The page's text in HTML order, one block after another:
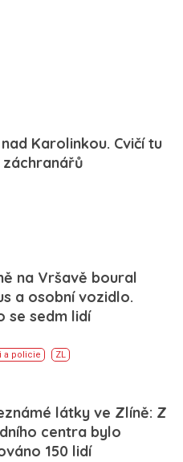
Karolinkou. Cvičí tu
na Vršavě boural
a osobní vozidlo.
se sedm lidí
a policie ZL
látky ve Zlíně: Z
centra bylo
150 lidí